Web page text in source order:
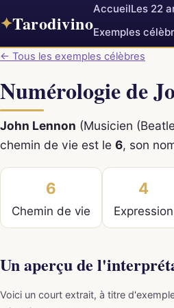
✦Tarodivino
AccueilLes 22
Exemples
← Tous les exemples célèbres
Numérologie de
John Lennon (Musicien
chemin de vie est le 6, son
6
Chemin de vie
4
Expression
Un aperçu de
Voici un court extrait, à titre